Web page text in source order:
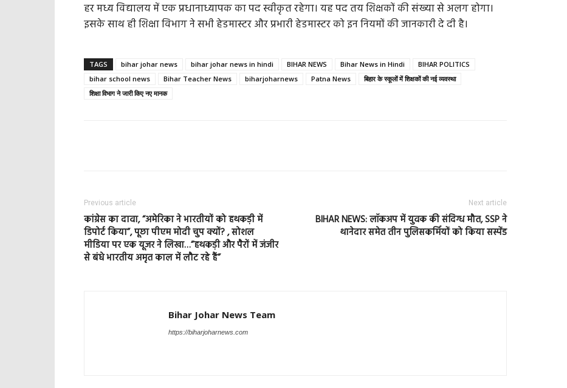
हर मध्य विद्यालय में एक प्रधानाध्यापक का पद स्वीकृत रहेगा। यह पद तय शिक्षकों की संख्या से अलग होगा।
इसके साथ ही शिक्षा विभाग ने सभी हेडमास्टर और प्रभारी हेडमास्टर को इन नियमों की जानकारी दे दी है।
TAGS bihar johar news bihar johar news in hindi BIHAR NEWS Bihar News in Hindi
BIHAR POLITICS
bihar school news
Bihar Teacher News biharjoharnews Patna News
बिहार के स्कूलों में शिक्षकों की नई व्यवस्था
शिक्षा विभाग ने जारी किए नए मानक
Previous article
कांग्रेस का दावा, “अमेरिका ने भारतीयों को हथकड़ी में
डिपोर्ट किया”, पूछा पीएम मोदी चुप क्यों? , सोशल
मीडिया पर एक यूजर ने लिखा…”हथकड़ी और पैरों में जंजीर
से बंधे भारतीय अमृत काल में लौट रहे हैं”
Next article
BIHAR NEWS: लॉकअप में युवक की संदिग्ध मौत, SSP ने
थानेदार समेत तीन पुलिसकर्मियों को किया सस्पेंड
Bihar Johar News Team
https://biharjoharnews.com